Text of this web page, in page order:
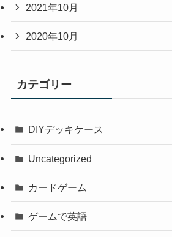
2021年10月
2020年10月
カテゴリー
DIYデッキケース
Uncategorized
カードゲーム
ゲームで英語